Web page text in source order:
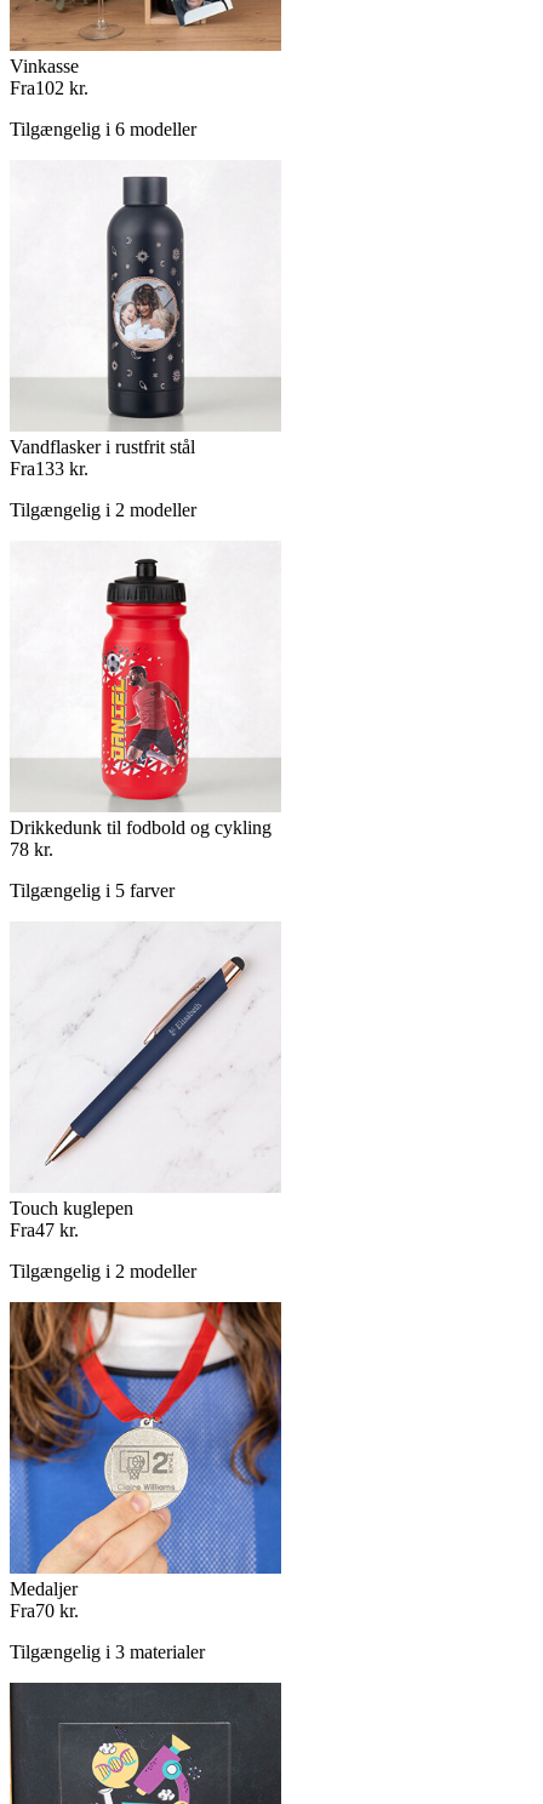
Vinkasse
Fra102 kr.
Tilgængelig i 6 modeller
Vandflasker i rustfrit stål
Fra133 kr.
Tilgængelig i 2 modeller
Drikkedunk til fodbold og cykling
78 kr.
Tilgængelig i 5 farver
Touch kuglepen
Fra47 kr.
Tilgængelig i 2 modeller
Medaljer
Fra70 kr.
Tilgængelig i 3 materialer